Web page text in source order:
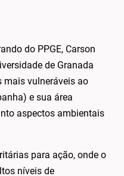
do PPGE, Carson
de Granada
mais vulneráveis ao
e sua área
aspectos ambientais
para ação, onde o
níveis de